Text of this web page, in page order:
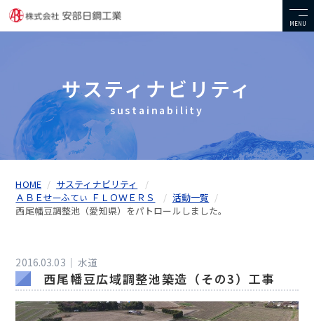
MENU
サスティナビリティ
sustainability
HOME
サスティナビリティ
ＡＢＥせーふてぃ ＦＬＯＷＥＲＳ
活動一覧
西尾幡豆調整池（愛知県）をパトロールしました。
2016.03.03｜ 水道
西尾幡豆広域調整池築造（その3）工事